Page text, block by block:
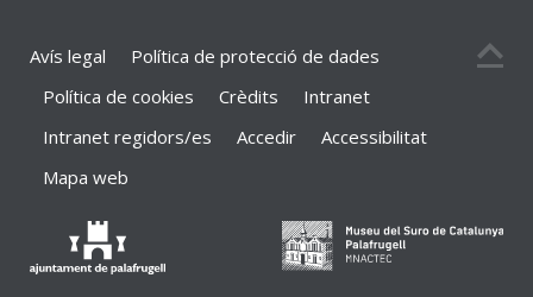
Avís legal
Política de protecció de dades
Política de cookies
Crèdits
Intranet
Intranet regidors/es
Accedir
Accessibilitat
Mapa web